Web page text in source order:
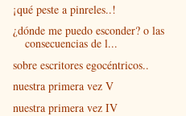
¡qué peste a pinreles..!
¿dónde me puedo esconder? o las
consecuencias de l...
sobre escritores egocéntricos..
nuestra primera vez V
nuestra primera vez IV